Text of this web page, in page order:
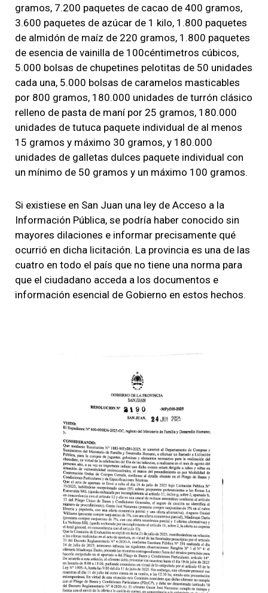
gramos, 7.200 paquetes de cacao de 400 gramos,
3.600 paquetes de azúcar de 1 kilo, 1.800 paquetes
de almidón de maíz de 220 gramos, 1.800 paquetes
de esencia de vainilla de 100céntimetros cúbicos,
5.000 bolsas de chupetines pelotitas de 50 unidades
cada una, 5.000 bolsas de caramelos masticables
por 800 gramos, 180.000 unidades de turrón clásico
relleno de pasta de maní por 25 gramos, 180.000
unidades de tutuca paquete individual de al menos
15 gramos y máximo 30 gramos, y 180.000
unidades de galletas dulces paquete individual con
un mínimo de 50 gramos y un máximo 100 gramos.
Si existiese en San Juan una ley de Acceso a la
Información Pública, se podría haber conocido sin
mayores dilaciones e informar precisamente qué
ocurrió en dicha licitación. La provincia es una de las
cuatro en todo el país que no tiene una norma para
que el ciudadano acceda a los documentos e
información esencial de Gobierno en estos hechos.